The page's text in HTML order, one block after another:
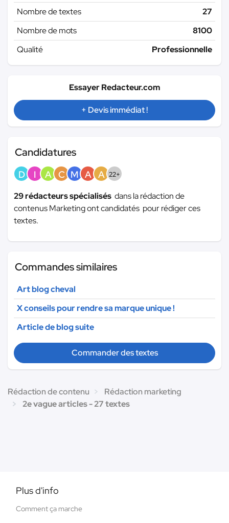
Nombre de textes
27
Nombre de mots
8100
Qualité
Professionnelle
Essayer Redacteur.com
+ Devis immédiat !
Candidatures
D I A C M A A 22+
29 rédacteurs spécialisés dans la rédaction de
contenus Marketing ont candidatés pour rédiger ces
textes.
Commandes similaires
Art blog cheval
X conseils pour rendre sa marque unique !
Article de blog suite
Commander des textes
Rédaction de contenu
Rédaction marketing
2e vague articles - 27 textes
Plus d'info
Comment ça marche